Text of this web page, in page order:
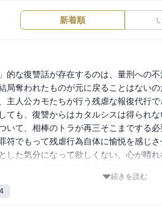
新着順
的な復讐話が存在するのは、量刑への
局奪われたものが元に戻ることはない
主人公カモたちが行う残虐な報復代行
ても、復讐からはカタルシスは得られ
いて、相棒のトラが再三そこまでする
符でもって残虐行為自体に愉悦を感じ
した気分になって欲しくない、心が晴
で筆致し紙幅を割いているのは、報復
行っている時の加害者たちの、人間こ
力にあっている被害者たちの絶望の表情
続きを読む